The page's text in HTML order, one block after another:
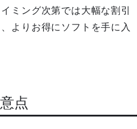
ミング次第では大幅な割引
よりお得にソフトを手に入
点